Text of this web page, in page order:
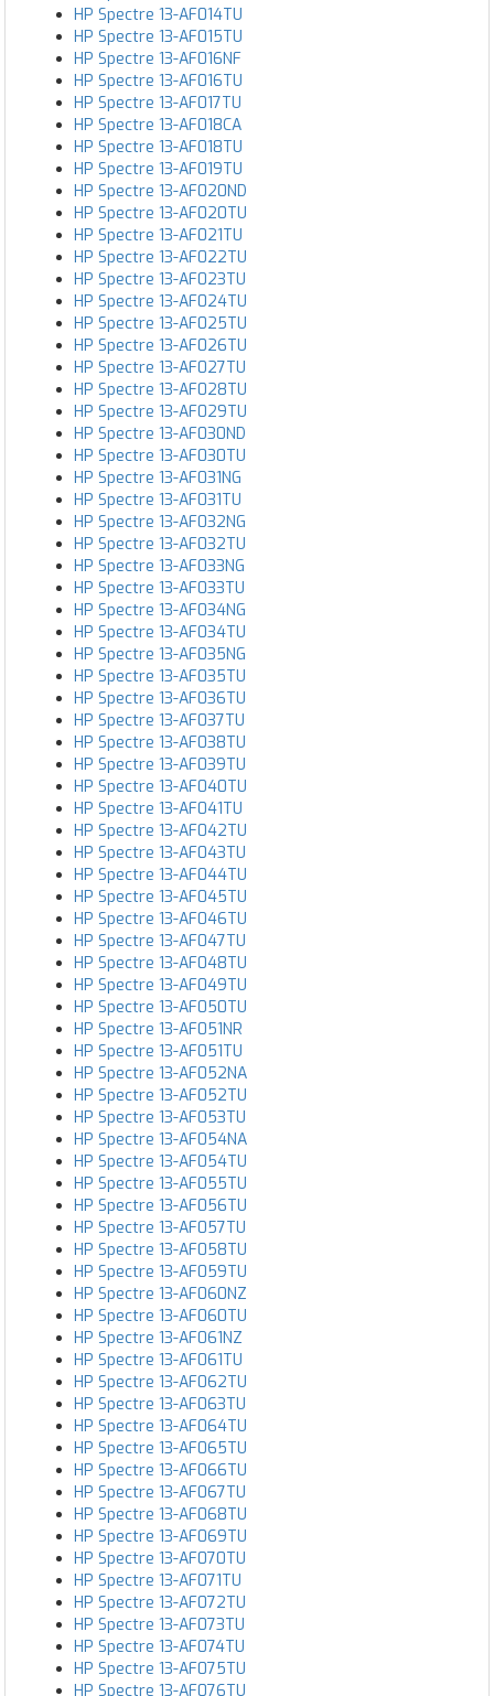
HP Spectre 13-AF014TU
HP Spectre 13-AF015TU
HP Spectre 13-AF016NF
HP Spectre 13-AF016TU
HP Spectre 13-AF017TU
HP Spectre 13-AF018CA
HP Spectre 13-AF018TU
HP Spectre 13-AF019TU
HP Spectre 13-AF020ND
HP Spectre 13-AF020TU
HP Spectre 13-AF021TU
HP Spectre 13-AF022TU
HP Spectre 13-AF023TU
HP Spectre 13-AF024TU
HP Spectre 13-AF025TU
HP Spectre 13-AF026TU
HP Spectre 13-AF027TU
HP Spectre 13-AF028TU
HP Spectre 13-AF029TU
HP Spectre 13-AF030ND
HP Spectre 13-AF030TU
HP Spectre 13-AF031NG
HP Spectre 13-AF031TU
HP Spectre 13-AF032NG
HP Spectre 13-AF032TU
HP Spectre 13-AF033NG
HP Spectre 13-AF033TU
HP Spectre 13-AF034NG
HP Spectre 13-AF034TU
HP Spectre 13-AF035NG
HP Spectre 13-AF035TU
HP Spectre 13-AF036TU
HP Spectre 13-AF037TU
HP Spectre 13-AF038TU
HP Spectre 13-AF039TU
HP Spectre 13-AF040TU
HP Spectre 13-AF041TU
HP Spectre 13-AF042TU
HP Spectre 13-AF043TU
HP Spectre 13-AF044TU
HP Spectre 13-AF045TU
HP Spectre 13-AF046TU
HP Spectre 13-AF047TU
HP Spectre 13-AF048TU
HP Spectre 13-AF049TU
HP Spectre 13-AF050TU
HP Spectre 13-AF051NR
HP Spectre 13-AF051TU
HP Spectre 13-AF052NA
HP Spectre 13-AF052TU
HP Spectre 13-AF053TU
HP Spectre 13-AF054NA
HP Spectre 13-AF054TU
HP Spectre 13-AF055TU
HP Spectre 13-AF056TU
HP Spectre 13-AF057TU
HP Spectre 13-AF058TU
HP Spectre 13-AF059TU
HP Spectre 13-AF060NZ
HP Spectre 13-AF060TU
HP Spectre 13-AF061NZ
HP Spectre 13-AF061TU
HP Spectre 13-AF062TU
HP Spectre 13-AF063TU
HP Spectre 13-AF064TU
HP Spectre 13-AF065TU
HP Spectre 13-AF066TU
HP Spectre 13-AF067TU
HP Spectre 13-AF068TU
HP Spectre 13-AF069TU
HP Spectre 13-AF070TU
HP Spectre 13-AF071TU
HP Spectre 13-AF072TU
HP Spectre 13-AF073TU
HP Spectre 13-AF074TU
HP Spectre 13-AF075TU
HP Spectre 13-AF076TU